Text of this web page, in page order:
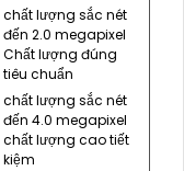
chất lượng sắc nét
đến 2.0 megapixel
Chất lượng đúng
tiêu chuẩn
chất lượng sắc nét
đến 4.0 megapixel
chất lượng cao tiết
kiệm